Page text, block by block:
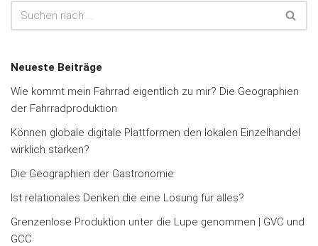
Neueste Beiträge
Wie kommt mein Fahrrad eigentlich zu mir? Die Geographien
der Fahrradproduktion
Können globale digitale Plattformen den lokalen Einzelhandel
wirklich stärken?
Die Geographien der Gastronomie
Ist relationales Denken die eine Lösung für alles?
Grenzenlose Produktion unter die Lupe genommen | GVC und
GCC